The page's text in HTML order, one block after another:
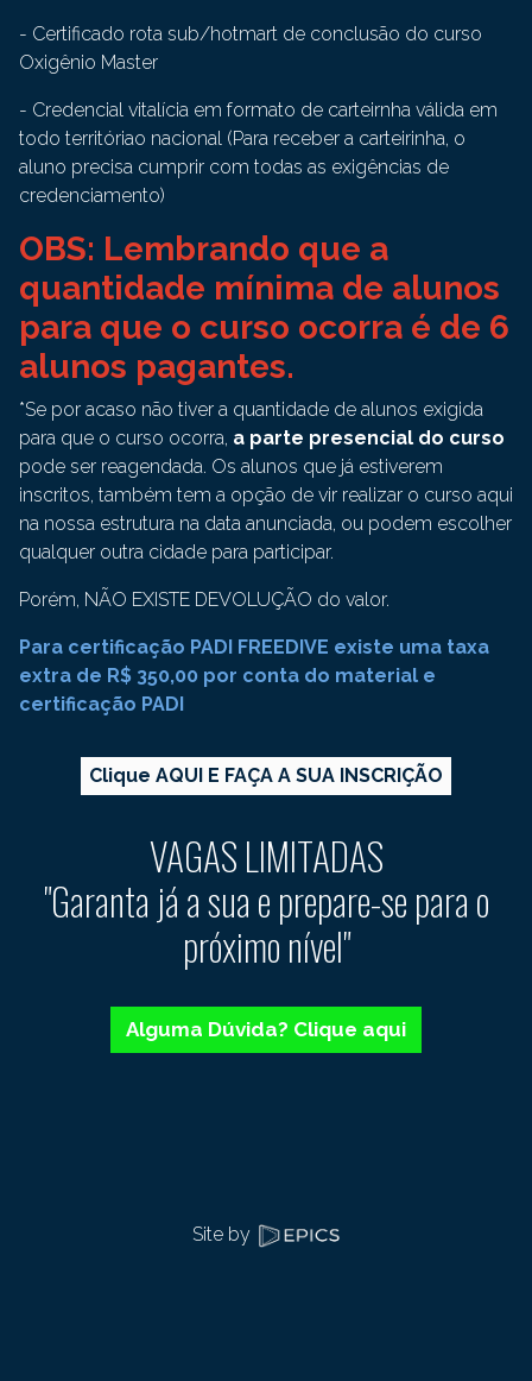
- Certificado rota sub/hotmart de conclusão do curso
Oxigênio Master
- Credencial vitalícia em formato de carteirnha válida em
todo territóriao nacional (Para receber a carteirinha, o
aluno precisa cumprir com todas as exigências de
credenciamento)
OBS: Lembrando que a
quantidade mínima de alunos
para que o curso ocorra é de 6
alunos pagantes.
*Se por acaso não tiver a quantidade de alunos exigida
para que o curso ocorra, a parte presencial do curso
pode ser reagendada. Os alunos que já estiverem
inscritos, também tem a opção de vir realizar o curso aqui
na nossa estrutura na data anunciada, ou podem escolher
qualquer outra cidade para participar.
Porém, NÃO EXISTE DEVOLUÇÃO do valor.
Para certificação PADI FREEDIVE existe uma taxa
extra de R$ 350,00 por conta do material e
certificação PADI
Clique AQUI E FAÇA A SUA INSCRIÇÃO
VAGAS LIMITADAS
"Garanta já a sua e prepare-se para o
próximo nível"
Alguma Dúvida? Clique aqui
Site by